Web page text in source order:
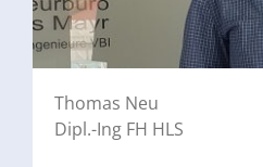
Thomas Neu
Dipl.-Ing FH HLS